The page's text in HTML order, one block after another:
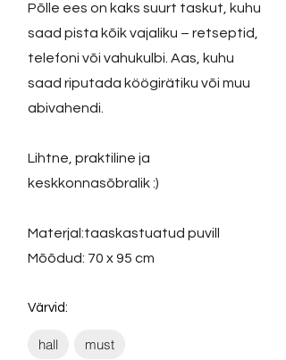
Põlle ees on kaks suurt taskut, kuhu
saad pista kõik vajaliku – retseptid,
telefoni või vahukulbi. Aas, kuhu
saad riputada köögirätiku või muu
abivahendi.
Lihtne, praktiline ja
keskkonnasõbralik :)
Materjal:taaskastuatud puvill
Mõõdud: 70 x 95 cm
Värvid:
hall must